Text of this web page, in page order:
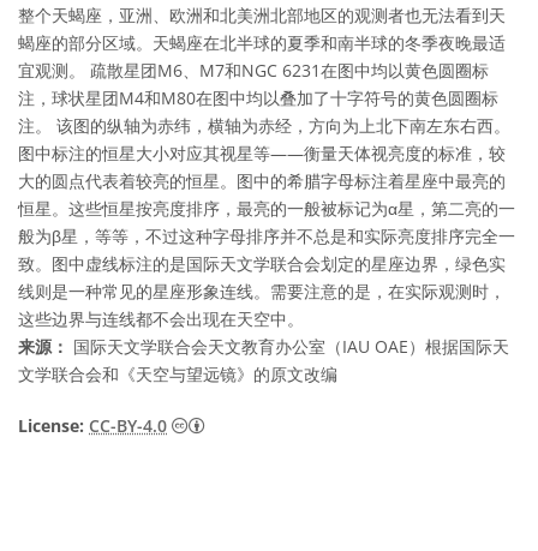
整个天蝎座，亚洲、欧洲和北美洲北部地区的观测者也无法看到天
蝎座的部分区域。天蝎座在北半球的夏季和南半球的冬季夜晚最适
宜观测。 疏散星团M6、M7和NGC 6231在图中均以黄色圆圈标
注，球状星团M4和M80在图中均以叠加了十字符号的黄色圆圈标
注。 该图的纵轴为赤纬，横轴为赤经，方向为上北下南左东右西。
图中标注的恒星大小对应其视星等——衡量天体视亮度的标准，较
大的圆点代表着较亮的恒星。图中的希腊字母标注着星座中最亮的
恒星。这些恒星按亮度排序，最亮的一般被标记为α星，第二亮的一
般为β星，等等，不过这种字母排序并不总是和实际亮度排序完全一
致。图中虚线标注的是国际天文学联合会划定的星座边界，绿色实
线则是一种常见的星座形象连线。需要注意的是，在实际观测时，
这些边界与连线都不会出现在天空中。
来源： 国际天文学联合会天文教育办公室（IAU OAE）根据国际天
文学联合会和《天空与望远镜》的原文改编
License: CC-BY-4.0 知识共享许可协议 署名 4.0 国际 (CC BY